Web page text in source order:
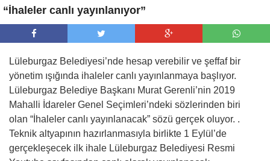
“İhaleler canlı yayınlanıyor”
Lüleburgaz Belediyesi’nde hesap verebilir ve şeffaf bir
yönetim ışığında ihaleler canlı yayınlanmaya başlıyor.
Lüleburgaz Belediye Başkanı Murat Gerenli’nin 2019
Mahalli İdareler Genel Seçimleri’ndeki sözlerinden biri
olan “İhaleler canlı yayınlanacak” sözü gerçek oluyor. .
Teknik altyapının hazırlanmasıyla birlikte 1 Eylül’de
gerçekleşecek ilk ihale Lüleburgaz Belediyesi Resmi